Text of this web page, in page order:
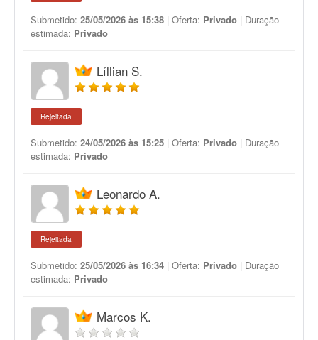
Submetido: 25/05/2026 às 15:38 | Oferta: Privado | Duração
estimada: Privado
Líllian S.
Rejeitada
Submetido: 24/05/2026 às 15:25 | Oferta: Privado | Duração
estimada: Privado
Leonardo A.
Rejeitada
Submetido: 25/05/2026 às 16:34 | Oferta: Privado | Duração
estimada: Privado
Marcos K.